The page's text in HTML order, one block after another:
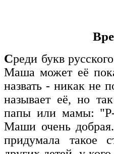
Среди букв
Маша может её
назвать - никак не
называет её, но
папы или мамы:
Маши очень
придумала такое